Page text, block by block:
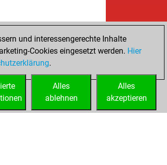
und interessengerechte Inhalte
Cookies eingesetzt werden. Hier
.
Alles
akzeptieren
Alles
ablehnen